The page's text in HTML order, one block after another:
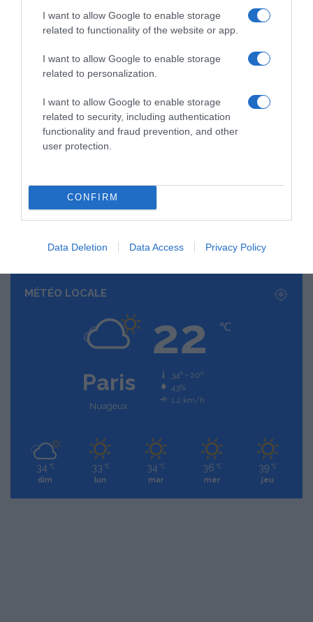
I want to allow Google to enable storage
related to functionality of the website or app.
I want to allow Google to enable storage
related to personalization.
I want to allow Google to enable storage
related to security, including authentication
functionality and fraud prevention, and other
user protection.
CONFIRM
Data Deletion Data Access Privacy Policy
Première ... 210 220 «
229
AJOUTEZ‑NOUS À VOS SOURCES
MÉTÉO LOCALE
Paris
Nuageux
22 ℃
34º - 20º
43%
1.2 km/h
34 ℃
dim
33 ℃
lun
34 ℃
mar
36 ℃
mer
39 ℃
jeu